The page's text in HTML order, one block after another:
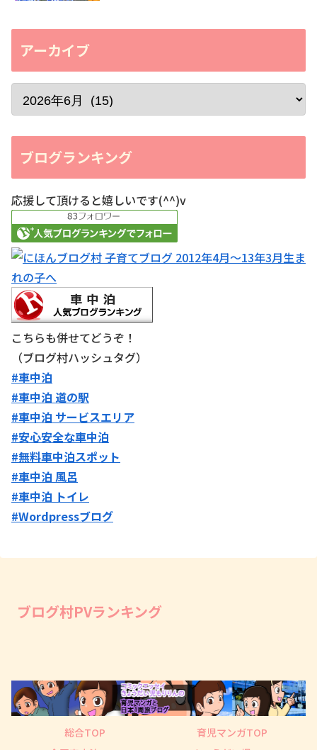
アーカイブ
ブログランキング
応援して頂けると嬉しいです(^^)v
こちらも併せてどうぞ！
（ブログ村ハッシュタグ）
#車中泊
#車中泊 道の駅
#車中泊 サービスエリア
#安心安全な車中泊
#無料車中泊スポット
#車中泊 風呂
#車中泊 トイレ
#Wordpressブログ
ブログ村PVランキング
総合TOP
育児マンガTOP